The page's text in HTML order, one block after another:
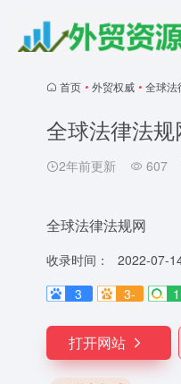
首页 • 外贸权威 • 全球法
全球法律法规
2年前更新 607
全球法律法规网
收录时间：
2022-07-
3
3-
打开网站